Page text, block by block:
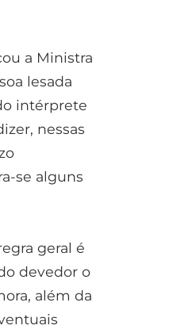
a Ministra
lesada
intérprete
nessas
se alguns
geral é
devedor o
além da